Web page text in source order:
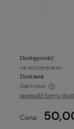
Dostępność:
na wyczerpaniu
Dostawa:
Darmowa
Cena nie
sprawdź formy
Cena: